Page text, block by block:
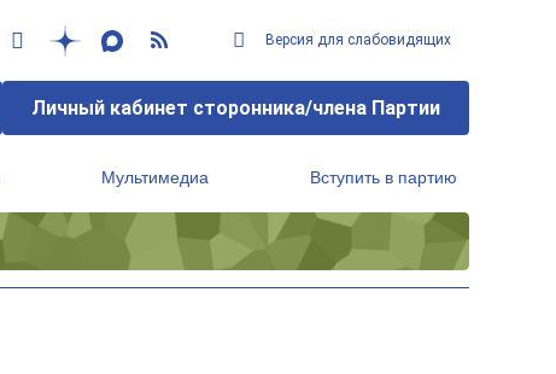
Версия для слабовидящих
Личный кабинет сторонника/члена Партии
Мультимедиа Вступить в партию